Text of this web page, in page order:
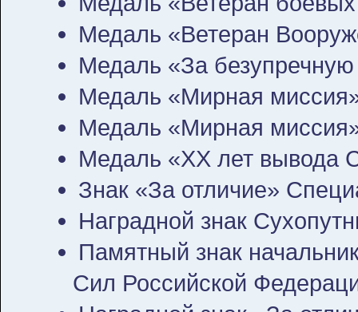
Медаль «Ветеран
Медаль «За
Медаль «Мирная
Медаль «Мирная
Медаль «ХХ лет вывода
Знак «За отличие»
Наградной знак
Памятный знак
Сил Российской